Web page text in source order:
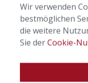
Wir verwenden
bestmöglichen
die weitere
Sie derCookie-